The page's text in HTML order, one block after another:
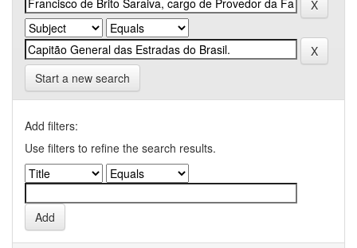
Start a new search
Add filters:
Use filters to refine the search results.